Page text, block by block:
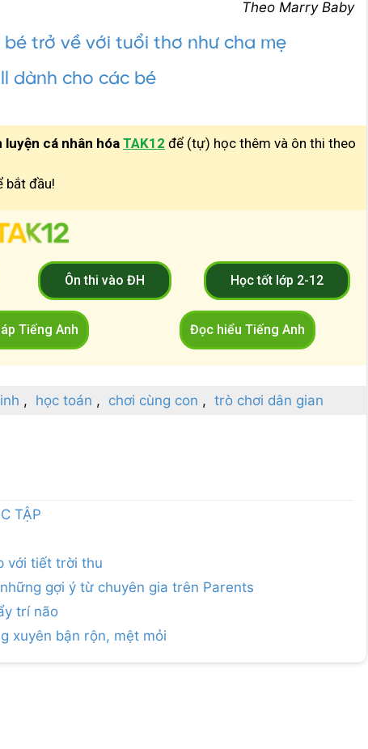
Theo Marry Baby
trở về với tuổi thơ như cha mẹ
dành cho các bé
luyện cá nhân hóa TAK12 để (tự) học thêm và ôn thi theo
bắt đầu!
Ôn thi vào ĐH Học tốt lớp 2-12
Tiếng Anh Đọc hiểu Tiếng Anh
học toán chơi cùng con trò chơi dân gian
TẬP
với tiết trời thu
gợi ý từ chuyên gia trên Parents
trí não
xuyên bận rộn, mệt mỏi